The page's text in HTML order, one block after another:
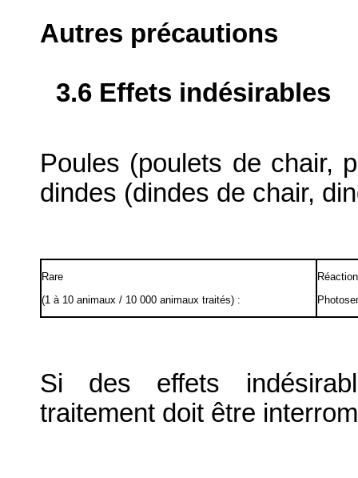
Autres précautions
3.6 Effets indésirables
Poules (poulets de chair,
dindes (dindes de chair,
Rare
(1 à 10 animaux / 10 000 animaux traités) :
Si des effets
traitement doit être